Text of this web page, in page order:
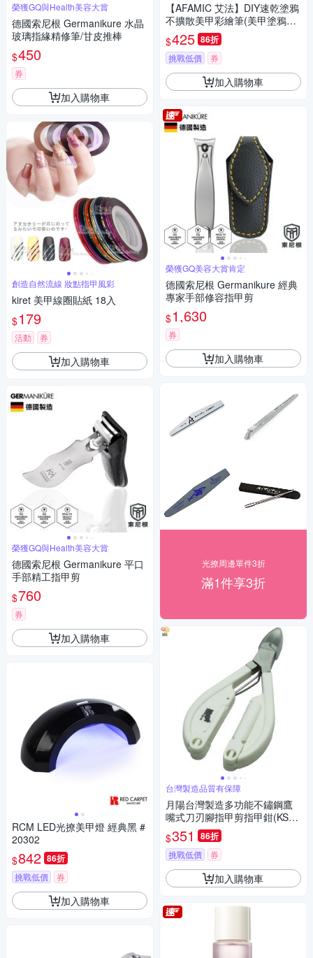
榮獲GQ與Health美容大賞
德國索尼根 Germanikure 水晶
玻璃指緣精修筆/甘皮推棒
$450
券
加入購物車
創造自然流線 妝點指甲風彩
kiret 美甲線圈貼紙 18入
$179
活動 券
加入購物車
榮獲GQ與Health美容大賞
德國索尼根 Germanikure 平口
手部精工指甲剪
$760
券
加入購物車
RCM LED光撩美甲燈 經典黑 #
20302
$842 86折
挑戰低價 券
加入購物車
【AFAMIC 艾法】DIY速乾塗鴉
不擴散美甲彩繪筆(美甲塗鴉筆
指甲彩繪筆 丙烯馬克筆 畫筆 彩
色筆)
$425 86折
挑戰低價 券
加入購物車
榮獲GQ美容大賞肯定
德國索尼根 Germanikure 經典
專家手部修容指甲剪
$1,630
券
加入購物車
光撩周邊單件3折
滿1件享3折
台灣製造品質有保障
月陽台灣製造多功能不鏽鋼鷹
嘴式刀刃腳指甲剪指甲鉗(KS28
17)
$351 86折
挑戰低價 券
加入購物車